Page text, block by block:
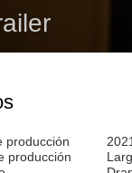
producción
producción